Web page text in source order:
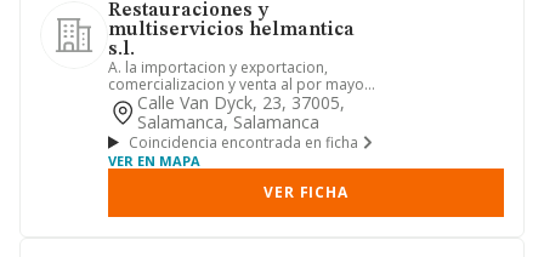
Restauraciones y
multiservicios helmantica
s.l.
A. la importacion y exportacion,
comercializacion y venta al por mayor
y menor de materiales de con...
Calle Van Dyck, 23, 37005,
Salamanca, Salamanca
Coincidencia encontrada en ficha
VER EN MAPA
VER FICHA